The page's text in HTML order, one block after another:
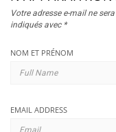
Votre adresse e-mail ne
indiqués avec *
NOM ET PRÉNOM
EMAIL ADDRESS